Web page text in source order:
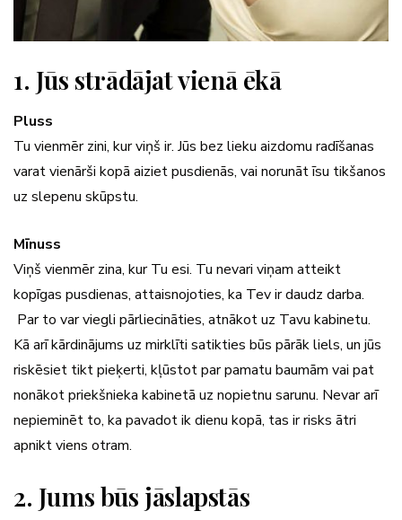
1. Jūs strādājat vienā ēkā
Pluss
Tu vienmēr zini, kur viņš ir. Jūs bez lieku aizdomu radīšanas
varat vienārši kopā aiziet pusdienās, vai norunāt īsu tikšanos
uz slepenu skūpstu.
Mīnuss
Viņš vienmēr zina, kur Tu esi. Tu nevari viņam atteikt
kopīgas pusdienas, attaisnojoties, ka Tev ir daudz darba.
Par to var viegli pārliecināties, atnākot uz Tavu kabinetu.
Kā arī kārdinājums uz mirklīti satikties būs pārāk liels, un jūs
riskēsiet tikt pieķerti, kļūstot par pamatu baumām vai pat
nonākot priekšnieka kabinetā uz nopietnu sarunu. Nevar arī
nepieminēt to, ka pavadot ik dienu kopā, tas ir risks ātri
apnikt viens otram.
2. Jums būs jāslapstās